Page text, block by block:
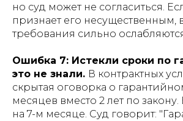
но суд может не согласиться.
признает его несущественным,
требования сильно
Ошибка 7: Истекли сроки по
это не знали. В контрактных
скрытая оговорка о
месяцев вместо 2 лет по
на 7-м месяце. Суд говорит: